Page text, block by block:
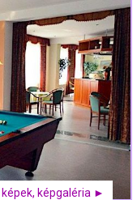
képgaléria ►